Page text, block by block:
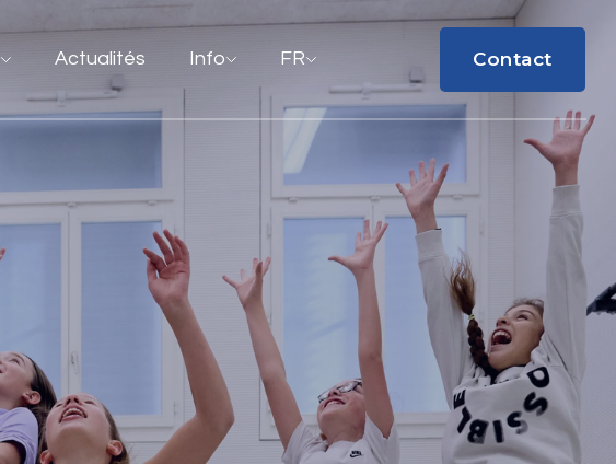
Actualités Info FR
Contact
Contact